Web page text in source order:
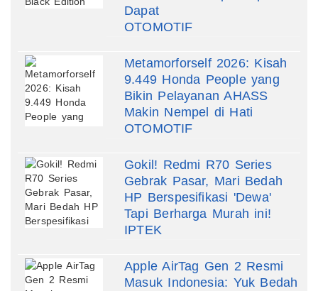
Dapat
OTOMOTIF
Metamorforself 2026: Kisah
9.449 Honda People yang
Bikin Pelayanan AHASS
Makin Nempel di Hati
OTOMOTIF
Gokil! Redmi R70 Series
Gebrak Pasar, Mari Bedah
HP Berspesifikasi 'Dewa'
Tapi Berharga Murah ini!
IPTEK
Apple AirTag Gen 2 Resmi
Masuk Indonesia: Yuk Bedah